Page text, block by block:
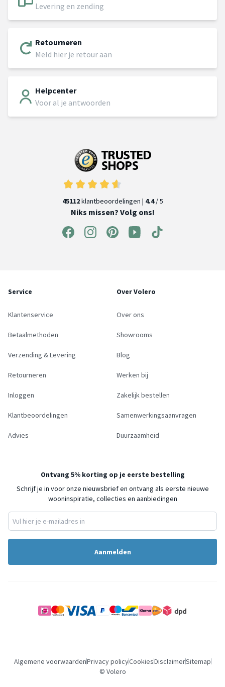
Levering en zending
Retourneren
Meld hier je retour aan
Helpcenter
Voor al je antwoorden
45112klantbeoordelingen | 4.4/ 5
Niks missen? Volg ons!
Service
Klantenservice
Betaalmethoden
Verzending & Levering
Retourneren
Inloggen
Klantbeoordelingen
Advies
Over Volero
Over ons
Showrooms
Blog
Werken bij
Zakelijk bestellen
Samenwerkingsaanvragen
Duurzaamheid
Ontvang 5% korting op je eerste bestelling
Schrijf je in voor onze nieuwsbrief en ontvang als eerste nieuwe
wooninspiratie, collecties en aanbiedingen
Aanmelden
Algemene voorwaardenPrivacy policyCookiesDisclaimerSitemap
© Volero